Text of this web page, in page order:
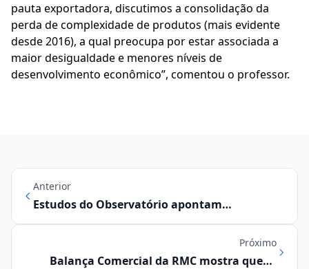
pauta exportadora, discutimos a consolidação da
perda de complexidade de produtos (mais evidente
desde 2016), a qual preocupa por estar associada a
maior desigualdade e menores níveis de
desenvolvimento econômico”, comentou o professor.
Anterior
Estudos do Observatório apontam
crescimento das contratações em 2023
Próximo
Balança Comercial da RMC mostra queda